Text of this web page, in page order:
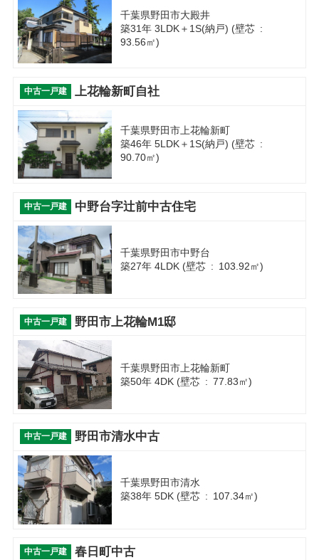
千葉県野田市大殿井
築31年 3LDK＋1S(納戸) (壁芯 :
93.56㎡)
中古一戸建 上花輪新町自社
千葉県野田市上花輪新町
築46年 5LDK＋1S(納戸) (壁芯 :
90.70㎡)
中古一戸建 中野台字辻前中古住宅
千葉県野田市中野台
築27年 4LDK (壁芯 : 103.92㎡)
中古一戸建 野田市上花輪M1邸
千葉県野田市上花輪新町
築50年 4DK (壁芯 : 77.83㎡)
中古一戸建 野田市清水中古
千葉県野田市清水
築38年 5DK (壁芯 : 107.34㎡)
中古一戸建 春日町中古